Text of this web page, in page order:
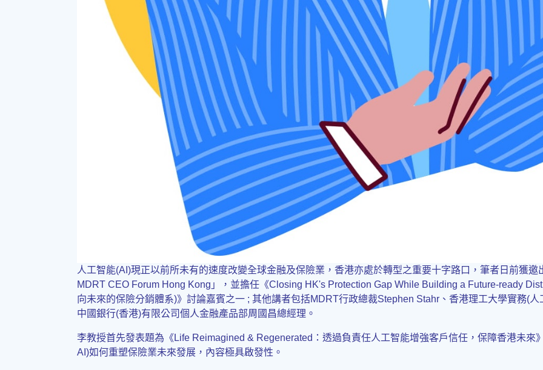
人工智能(AI)現正以前所未有的速度改變全球金融及保險業，香港亦處於轉型之重要十字路口，筆者日前獲
MDRT CEO Forum Hong Kong」，並擔任《Closing HK's Protection Gap While Building a Future-ready
向未來的保險分銷體系)》討論嘉賓之一 ; 其他講者包括MDRT行政總裁Stephen Stahr、香港理工大學實務(
中國銀行(香港)有限公司個人金融產品部周國昌總經理。
李教授首先發表題為《Life Reimagined & Regenerated：透過負責任人工智能增強客戶信任，保障香港未來
AI)如何重塑保險業未來發展，內容極具啟發性。